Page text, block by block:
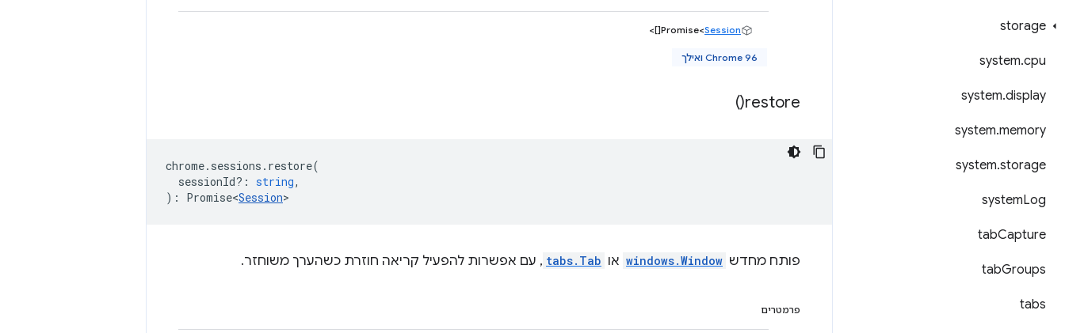
storage
system.cpu
system.display
system.memory
system.storage
systemLog
tabCapture
tabGroups
tabs
Promise<Session
[]>
Chrome 96 ואילך
restore(
)
chrome. sessions . restore(
sessionId? : string,
) : Promise<Session>
פותח מחדש windows.Window או tabs.Tab , עם אפשרות להפעיל קריאה חוזרת כשהערך משוחזר.
פרמטרים